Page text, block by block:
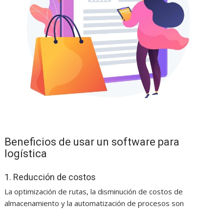
Beneficios de usar un software para
logística
1. Reducción de costos
La optimización de rutas, la disminución de costos de
almacenamiento y la automatización de procesos son